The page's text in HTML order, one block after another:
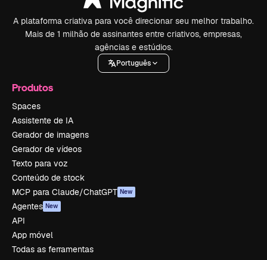
A plataforma criativa para você direcionar seu melhor trabalho.
Mais de 1 milhão de assinantes entre criativos, empresas,
agências e estúdios.
Português
Produtos
Spaces
Assistente de IA
Gerador de imagens
Gerador de vídeos
Texto para voz
Conteúdo de stock
MCP para Claude/ChatGPT New
Agentes New
API
App móvel
Todas as ferramentas